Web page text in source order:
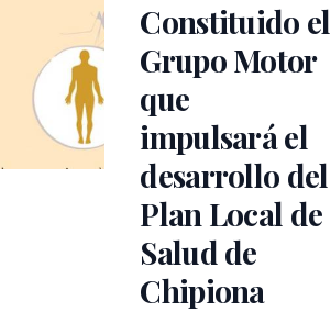
Constituido el
Grupo Motor
que
impulsará el
desarrollo del
Plan Local de
Salud de
Chipiona